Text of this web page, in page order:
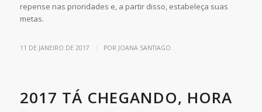
repense nas prioridades e, a partir disso, estabeleça suas
metas.
11 DE JANEIRO DE 2017 / POR JOANA SANTIAGO
2017 TÁ CHEGANDO, HORA